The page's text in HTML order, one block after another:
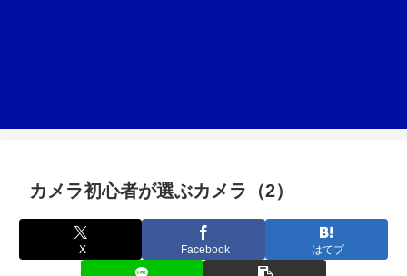
カメラ初心者が選ぶカメラ（2）
X Facebook はてブ